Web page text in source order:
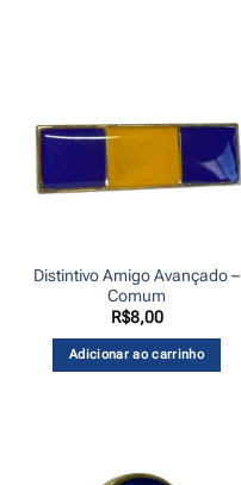
Distintivo Amigo Avançado –
Comum
R$8,00
Adicionar ao carrinho